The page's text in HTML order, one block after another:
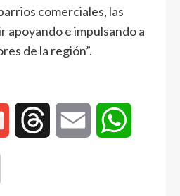
comerciales, las
apoyando e impulsando a
de la región”.
Gmail Threads Email